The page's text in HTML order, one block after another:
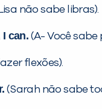
não sabe libras).
can. (A- Você sabe
flexões).
(Sarah não sabe